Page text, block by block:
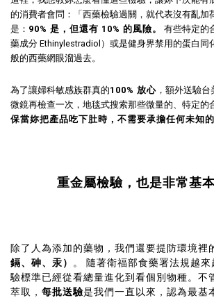
的消費者會問：「西藥檢驗過關，就代表沒有亂加
是： 90% 是，但還有 10% 的風險。
有些特定的
藥成分 Ethinylestradiol）或是健身界禁用的蛋白同
般的西藥網眼溜過去。
為了讓婦科敏感族群真的100% 放心 ，額外送驗
微鏡再檢查一次，地毯式搜索那些微量的、特定的
保當妳把產品吃下肚時，不需要承擔任何未知的
重金屬檢驗，也是非常基
除了人為添加的藥物，我們還要提防環境裡
鎘、砷、汞）
。 隨著衛福部食藥署法規越
驗標準已經從看總量進化到看個別物種。不
萃取， 每批送驗是我們一直以來，認為最基